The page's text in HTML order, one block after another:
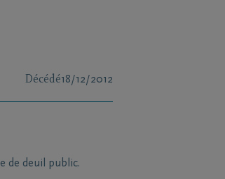
Décédé18/12/2012
de deuil public.